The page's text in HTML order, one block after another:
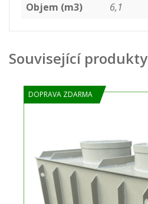
Objem (m3)
6,1
Související produkty
DOPRAVA ZDARMA